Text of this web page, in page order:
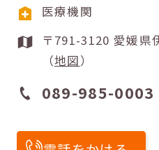
医療機関
〒791-3120 愛媛県伊予郡松前町筒井947-7
（地図）
089-985-0003